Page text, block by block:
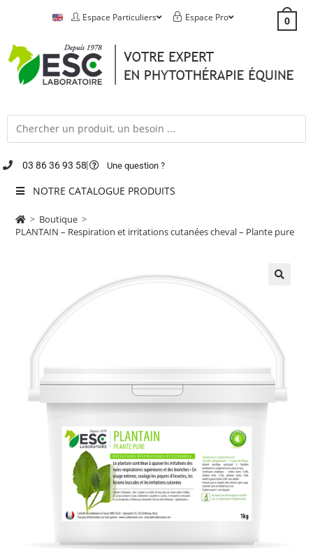
Espace Particuliers Espace Pro 0
03 86 36 93 58 Une question ?
NOTRE CATALOGUE PRODUITS
> Boutique >
PLANTAIN – Respiration et irritations cutanées cheval – Plante pure